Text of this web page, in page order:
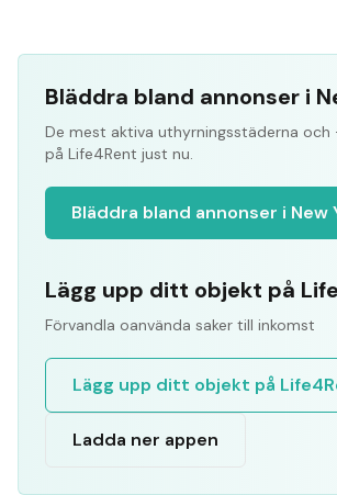
Bläddra bland annonser i
De mest aktiva uthyrningsstäderna och
på Life4Rent just nu.
Bläddra bland annonser i New
Lägg upp ditt objekt på
Förvandla oanvända saker till inkomst
Lägg upp ditt objekt på
Ladda ner appen